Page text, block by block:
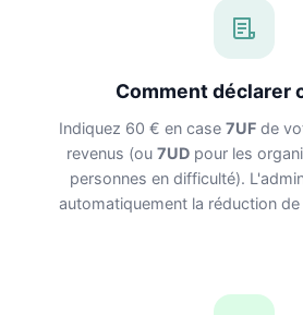
Comment déclarer
Indiquez 60 € en case 7UF de
revenus (ou 7UD pour les
personnes en difficulté).
automatiquement la réduction